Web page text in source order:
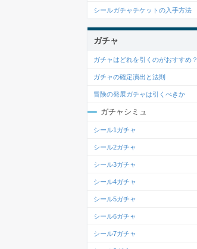
シールガチャチケットの入手方法
ガチャ
ガチャはどれを引くのがおすすめ？
ガチャの確定演出と法則
冒険の発展ガチャは引くべきか
ガチャシミュ
シール1ガチャ
シール2ガチャ
シール3ガチャ
シール4ガチャ
シール5ガチャ
シール6ガチャ
シール7ガチャ